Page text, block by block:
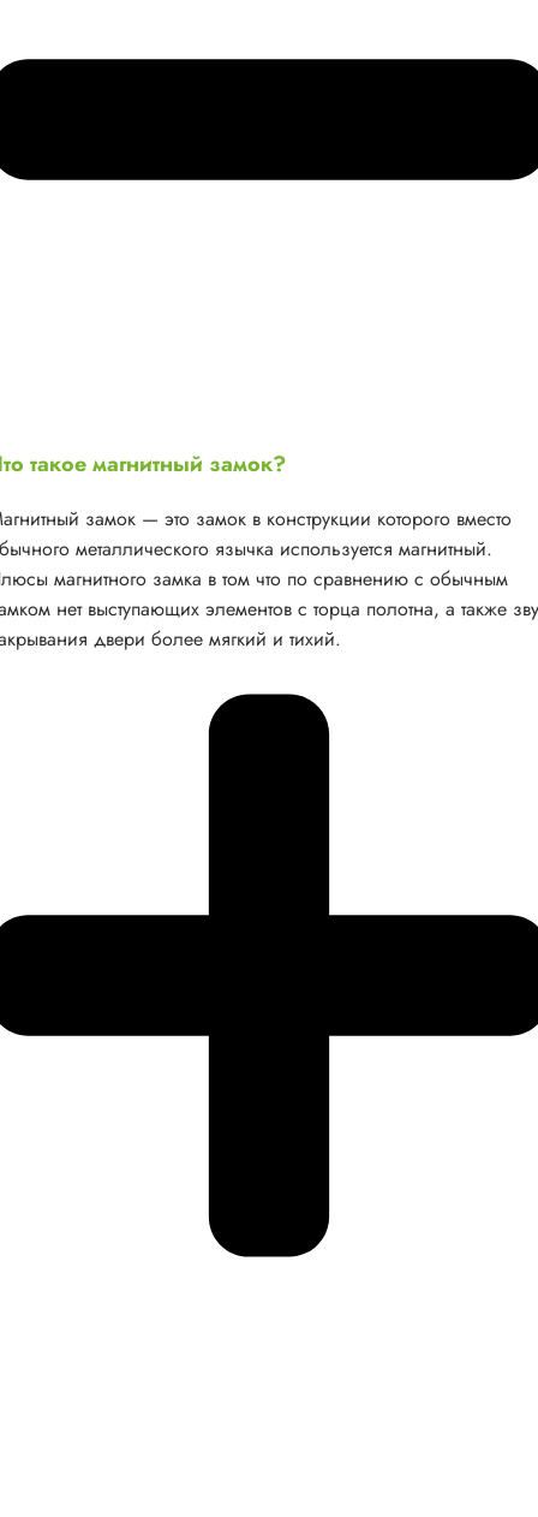
такое магнитный замок?
замок — это замок в конструкции которого вместо
металлического язычка используется магнитный.
магнитного замка в том что по сравнению с обычным
нет выступающих элементов с торца полотна, а также
двери более мягкий и тихий.